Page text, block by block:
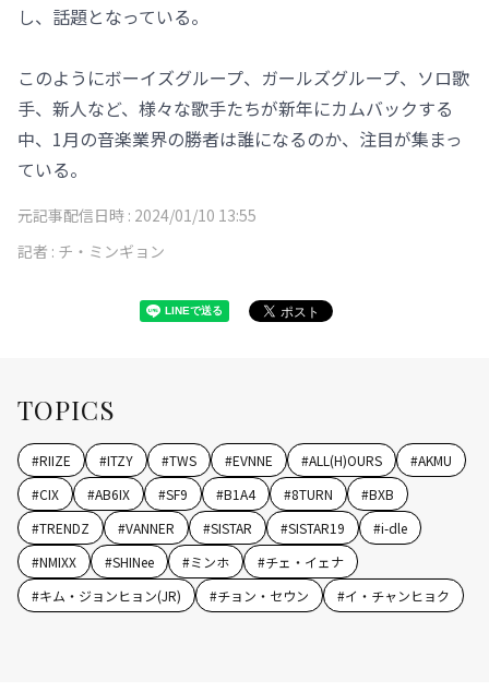
し、話題となっている。
このようにボーイズグループ、ガールズグループ、ソロ歌
手、新人など、様々な歌手たちが新年にカムバックする
中、1月の音楽業界の勝者は誰になるのか、注目が集まっ
ている。
元記事配信日時 : 2024/01/10 13:55
記者 : チ・ミンギョン
TOPICS
#RIIZE #ITZY #TWS #EVNNE #ALL(H)OURS #AKMU
#CIX #AB6IX #SF9 #B1A4 #8TURN #BXB
#TRENDZ #VANNER #SISTAR #SISTAR19 #i-dle
#NMIXX #SHINee #ミンホ #チェ・イェナ
#キム・ジョンヒョン(JR) #チョン・セウン #イ・チャンヒョク